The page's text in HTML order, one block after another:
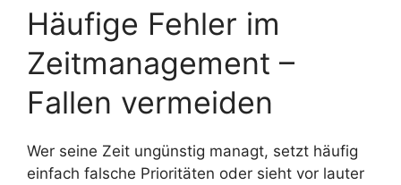
Häufige Fehler im
Zeitmanagement –
Fallen vermeiden
Wer seine Zeit ungünstig managt, setzt häufig
einfach falsche Prioritäten oder sieht vor lauter